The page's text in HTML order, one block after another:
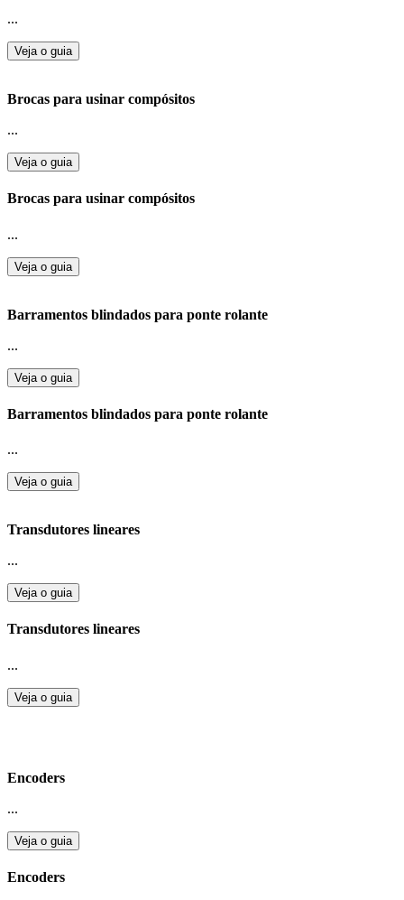
...
Veja o guia
Brocas para usinar compósitos
...
Veja o guia
Brocas para usinar compósitos
...
Veja o guia
Barramentos blindados para ponte rolante
...
Veja o guia
Barramentos blindados para ponte rolante
...
Veja o guia
Transdutores lineares
...
Veja o guia
Transdutores lineares
...
Veja o guia
Encoders
...
Veja o guia
Encoders